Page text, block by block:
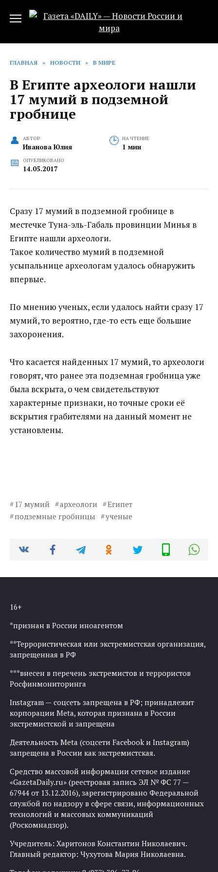
ГЛАВНАЯ » НОВОСТИ » В МИРЕ
В Египте археологи нашли
17 мумий в подземной
гробнице
АВТОР
Иванова Юлия
НА ЧТЕНИЕ
1 мин
ОПУБЛИКОВАНО
14.05.2017
Сразу 17 мумий в подземной гробнице в
местечке Туна-эль-Габаль провинции Минья в
Египте нашли археологи.
Такое количество мумий в подземной
усыпальнице археологам удалось обнаружить
впервые.
По мнению ученых, если удалось найти сразу 17
мумий, то вероятно, где-то есть еще большие
захоронения.
Что касается найденных 17 мумий, то археологи
говорят, что ранее эта подземная гробница уже
была вскрыта, о чем свидетельствуют
характерные признаки, но точные сроки её
вскрытия грабителями на данный момент не
установлены.
17 мумий археологи
Египет
подземные гробницы
ученые
16+
*признан в России иноагентом
**Террористическая или экстремистская организация,
запрещенная в РФ
***внесен в перечень экстремистов и террористов
Росфинмониторинга
Instagram — соцсеть запрещена в РФ; принадлежит
корпорации Meta, которая признана в России
экстремистской и запрещена
Деятельность Meta (соцсети Facebook и Instagram)
запрещена в России как экстремистская.
Средство массовой информации сетевое издание
«GazetaDaily.ru» (реестровая запись ЭЛ № ФС 77 —
67944 от 13.12.2016), зарегистрировано Федеральной
службой по надзору в сфере связи, информационных
технологий и массовых коммуникаций
(Роскомнадзор).
Учредитель: Харитонов Константин Николаевич.
Главный редактор: Чухутова Мария Николаевна.